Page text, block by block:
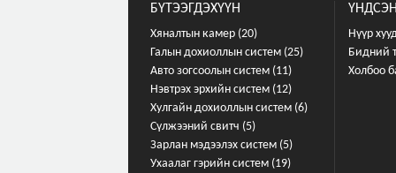
БҮТЭЭГДЭХҮҮН
Хяналтын камер (20)
Галын дохиоллын систем (25)
Авто зогсоолын систем (11)
Нэвтрэх эрхийн систем (12)
Хулгайн дохиоллын систем (6)
Сүлжээний свитч (5)
Зарлан мэдээлэх систем (5)
Ухаалаг гэрийн систем (19)
Нүүр
Бидний
Холбоо